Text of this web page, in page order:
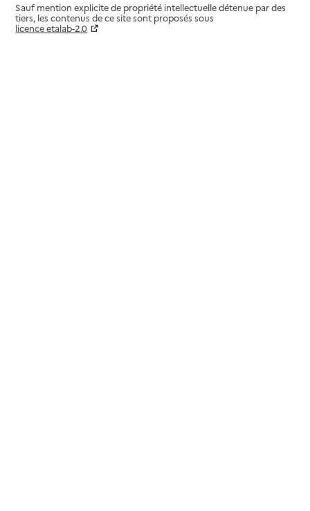
Sauf mention explicite de propriété intellectuelle détenue par des
tiers, les contenus de ce site sont proposés sous
licence etalab-2.0